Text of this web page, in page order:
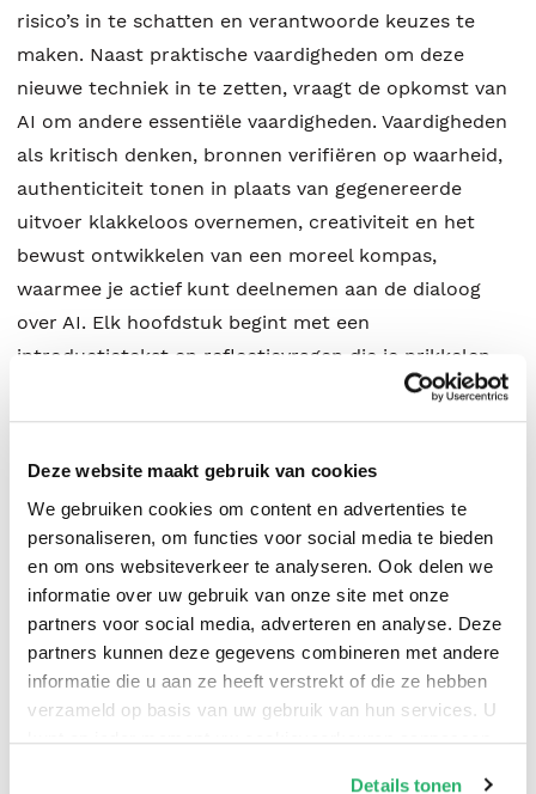
Deze website maakt gebruik van cookies
We gebruiken cookies om content en advertenties te
personaliseren, om functies voor social media te bieden
en om ons websiteverkeer te analyseren. Ook delen we
informatie over uw gebruik van onze site met onze
partners voor social media, adverteren en analyse. Deze
partners kunnen deze gegevens combineren met andere
informatie die u aan ze heeft verstrekt of die ze hebben
verzameld op basis van uw gebruik van hun services. U
kunt op ieder moment uw cookievoorkeuren aanpassen
Details tonen
risico’s in te schatten en verantwoorde keuzes te
maken. Naast praktische vaardigheden om deze
nieuwe techniek in te zetten, vraagt de opkomst van
AI om andere essentiële vaardigheden. Vaardigheden
als kritisch denken, bronnen verifiëren op waarheid,
authenticiteit tonen in plaats van gegenereerde
uitvoer klakkeloos overnemen, creativiteit en het
bewust ontwikkelen van een moreel kompas,
waarmee je actief kunt deelnemen aan de dialoog
over AI. Elk hoofdstuk begint met een
introductietekst en reflectievragen die je prikkelen
om verder te lezen. Aan het einde van elk hoofdstuk
kun je aan de slag met de theorie. Doelgroep Leven
verantwoord te kunnen inzetten in studie en werk.
Digitaal materiaal Dit boek is ook beschikbaar in
studiemeister. Studiemeister zorgt ervoor dat je
actiever aan de slag kunt gaan met het
studiemateriaal. Studenten kunnen oefenen met de
theorie en extra praktisch materiaal over AI vinden.
Over de auteurs Ruud Huijts heeft twintig jaar